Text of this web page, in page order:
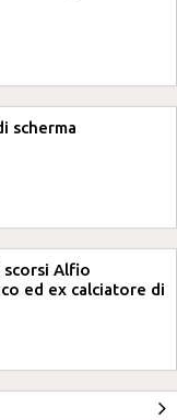
scherma
scorsi Alfio
ed ex calciatore di